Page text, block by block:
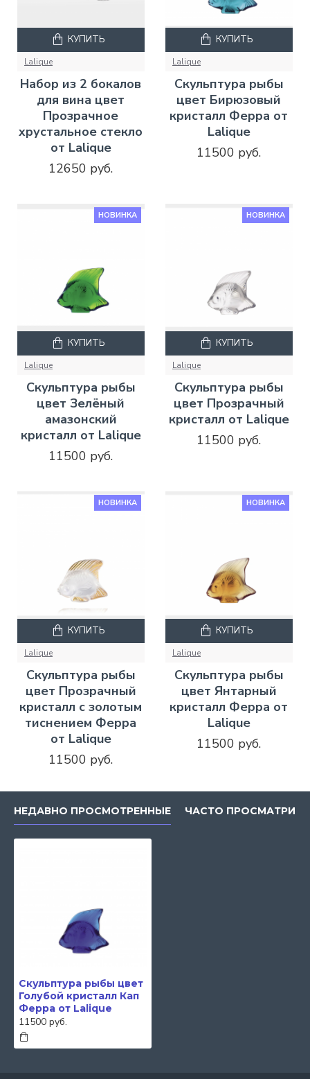
Lalique
Набор из 2 бокалов
для вина цвет
Прозрачное
хрустальное стекло
от Lalique
12650 руб.
КУПИТЬ
Lalique
Скульптура рыбы
цвет Бирюзовый
кристалл Ферра от
Lalique
11500 руб.
КУПИТЬ
НОВИНКА
Lalique
Скульптура рыбы
цвет Зелёный
амазонский
кристалл от Lalique
11500 руб.
КУПИТЬ
НОВИНКА
Lalique
Скульптура рыбы
цвет Прозрачный
кристалл от Lalique
11500 руб.
КУПИТЬ
НОВИНКА
Lalique
Скульптура рыбы
цвет Прозрачный
кристалл с золотым
тиснением Ферра
от Lalique
11500 руб.
КУПИТЬ
НОВИНКА
Lalique
Скульптура рыбы
цвет Янтарный
кристалл Ферра от
Lalique
11500 руб.
КУПИТЬ
НЕДАВНО ПРОСМОТРЕННЫЕ ЧАСТО
Скульптура рыбы цвет
Голубой кристалл Кап
Ферра от Lalique
11500 руб.